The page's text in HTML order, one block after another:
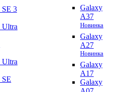
SE 3
Ultra
Ultra
SE
Galaxy
A37
Новинка
Galaxy
A27
Новинка
Galaxy
A17
Galaxy